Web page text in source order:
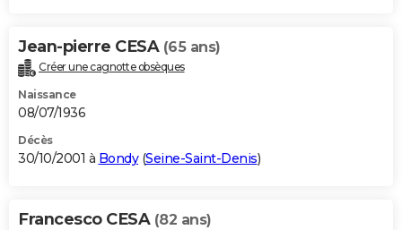
Jean-pierre CESA (65 ans)
Créer une cagnotte obsèques
Naissance
08/07/1936
Décès
30/10/2001 à Bondy(Seine-Saint-Denis)
Francesco CESA (82 ans)